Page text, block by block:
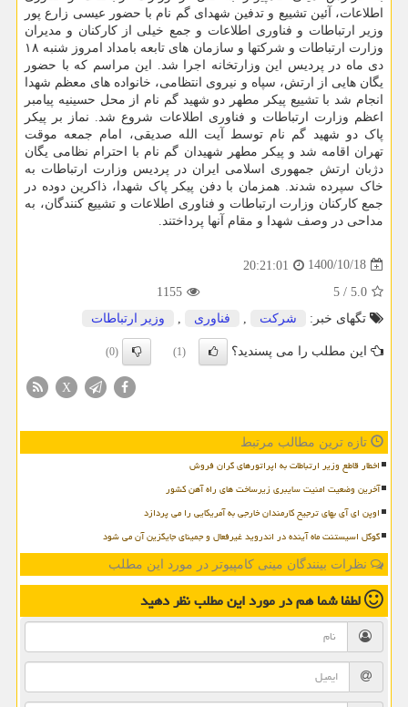
اطلاعات، آئین تشییع و تدفین شهدای گم نام با حضور عیسی زارع پور
وزیر ارتباطات و فناوری اطلاعات و جمع خیلی از کارکنان و مدیران
وزارت ارتباطات و شرکتها و سازمان های تابعه بامداد امروز شنبه ۱۸
دی ماه در پردیس این وزارتخانه اجرا شد. این مراسم که با حضور
یگان هایی از ارتش، سپاه و نیروی انتظامی، خانواده های معظم شهدا
انجام شد با تشییع پیکر مطهر دو شهید گم نام از محل حسینیه پیامبر
اعظم وزارت ارتباطات و فناوری اطلاعات شروع شد. نماز بر پیکر
پاک دو شهید گم نام توسط آیت الله صدیقی، امام جمعه موقت
تهران اقامه شد و پیکر مطهر شهیدان گم نام با احترام نظامی یگان
دژبان ارتش جمهوری اسلامی ایران در پردیس وزارت ارتباطات به
خاک سپرده شدند. همزمان با دفن پیکر پاک شهدا، ذاکرین دوده در
جمع کارکنان وزارت ارتباطات و فناوری اطلاعات و تشییع کنندگان، به
مداحی در وصف شهدا و مقام آنها پرداختند.
1400/10/18
20:21:01
5.0
/
5
1155
تگهای خبر:
شركت فناوری وزیر ارتباطات
این مطلب را می پسندید؟ (1)
(0)
X
تازه ترین مطالب مرتبط
اخطار قاطع وزیر ارتباطات به اپراتورهای گران فروش
آخرین وضعیت امنیت سایبری زیرساخت های راه آهن کشور
اوپن ای آی بهای ترجیح کارمندان خارجی به آمریکایی را می پردازد
گوگل اسیستنت ماه آینده در اندروید غیرفعال و جمینای جایگزین آن می شود
نظرات بینندگان مینی کامپیوتر در مورد این مطلب
لطفا شما همدر مورد این مطلبنظر دهید